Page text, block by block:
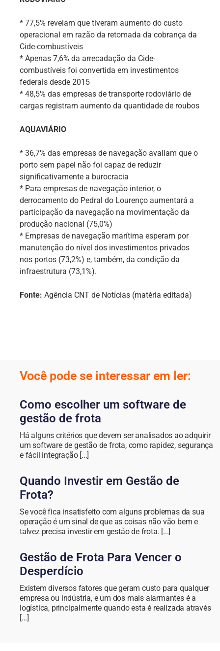
* 77,5% revelam que tiveram aumento do custo
operacional em razão da retomada da cobrança da
Cide-combustíveis
* Apenas 7,6% da arrecadação da Cide-
combustíveis foi convertida em investimentos
federais desde 2015
* 48,5% das empresas de transporte rodoviário de
cargas registram aumento da quantidade de roubos
AQUAVIÁRIO
* 36,7% das empresas de navegação avaliam que o
porto sem papel não foi capaz de reduzir
significativamente a burocracia
* Para empresas de navegação interior, o
derrocamento do Pedral do Lourenço aumentará a
participação da navegação na movimentação da
produção nacional (75,0%)
* Empresas de navegação marítima esperam por
manutenção do nível dos investimentos privados
nos portos (73,2%) e, também, da condição da
infraestrutura (73,1%).
Fonte: Agência CNT de Notícias (matéria editada)
Você pode se interessar em ler:
Como escolher um software de
gestão de frota
Há alguns critérios que devem ser analisados ao adquirir
um software de gestão de frota, como rapidez, segurança
e fácil integração [...]
Quando Investir em Gestão de
Frota?
Se você fica insatisfeito com alguns problemas da sua
operação é um sinal de que as coisas não vão bem e
talvez precisa investir em gestão de frota. [...]
Gestão de Frota Para Vencer o
Desperdício
Existem diversos fatores que geram custo para qualquer
empresa ou indústria, e um dos mais alarmantes é a
logística, principalmente quando esta é realizada através
[...]